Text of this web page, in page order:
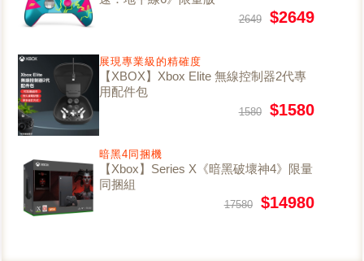
2649 $2649
展現專業級的精確度
【XBOX】Xbox Elite 無線控制器2代專
用配件包
1580 $1580
暗黑4同捆機
【Xbox】Series X《暗黑破壞神4》限量
同捆組
17580 $14980